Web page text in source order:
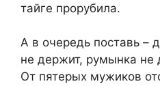
тайге прорубила.
А в очередь поставь –
не держит, румынка не
От пятерых мужиков